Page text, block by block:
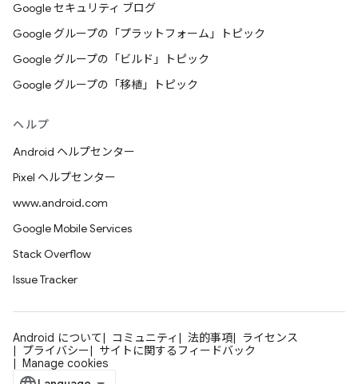
Google セキュリティ ブログ
Google グループの「プラットフォーム」トピック
Google グループの「ビルド」トピック
Google グループの「移植」トピック
ヘルプ
Android ヘルプセンター
Pixel ヘルプセンター
www.android.com
Google Mobile Services
Stack Overflow
Issue Tracker
Android について コミュニティ 法的事項
ライセンス
プライバシー
サイトに関するフィードバック
Manage cookies